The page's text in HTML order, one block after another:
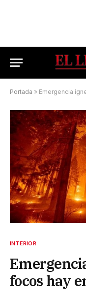
Portada » Emergencia
INTERIOR
focos hay